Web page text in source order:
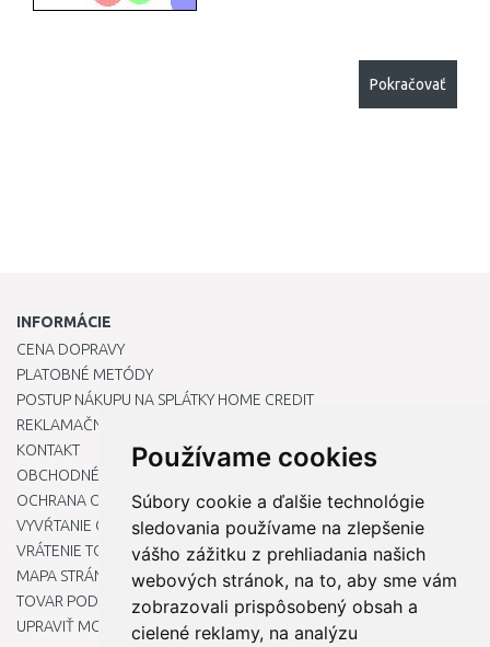
Používame cookies
Súbory cookie a ďalšie technológie
sledovania používame na zlepšenie
vášho zážitku z prehliadania našich
webových stránok, na to, aby sme vám
zobrazovali prispôsobený obsah a
cielené reklamy, na analýzu
Pokračovať
INFORMÁCIE
CENA DOPRAVY
PLATOBNÉ METÓDY
POSTUP NÁKUPU NA SPLÁTKY HOME CREDIT
REKLAMAČNÝ PORIADOK
KONTAKT
OBCHODNÉ PODMIENKY
OCHRANA OSOBNÝCH ÚDAJOV
VYVŔTANIE OTVORU DO DREZU PRE KUCHYNSKÚ BATÉRIU
VRÁTENIE TOVARU / REKLAMÁCIE
MAPA STRÁNOK
TOVAR PODĽA ZNAČIEK
UPRAVIŤ MOJE PREDVOĽBY COOKIES